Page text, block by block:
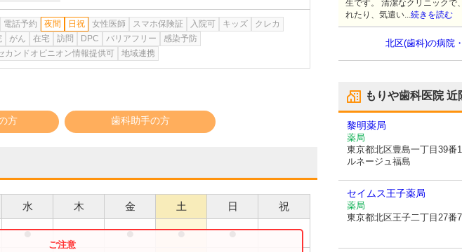
電話予約 夜間 日祝 女性医師 スマホ保険証 入院可 キッズ
クレカ
がん 在宅 訪問 DPC バリアフリー
感染予防
カンドオピニオン情報提供可 地域連携
方 歯科助手の方
水 木 金 土 日 祝
● ● ● ●
生です。 清潔なクリニックで
れたり、気遣い...続きを読む
北区(歯科)の病院
もりや歯科医院近
黎明薬局
薬局
東京都北区豊島一丁目39番
ルネージュ福島
セイムス王子薬局
薬局
東京都北区王子二丁目27番